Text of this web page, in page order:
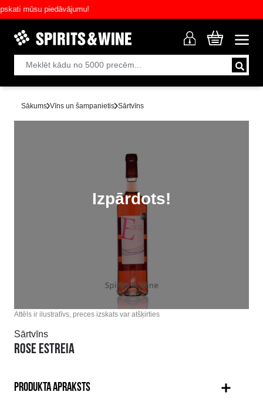
mūsu piedāvājumu!
Sākums Vīns un šampanietis Sārtvīns
Izpārdots!
Attēls ir ilustratīvs, preces izskats var atšķirties
Sārtvīns
ROSE ESTREIA
PRODUKTA APRAKSTS